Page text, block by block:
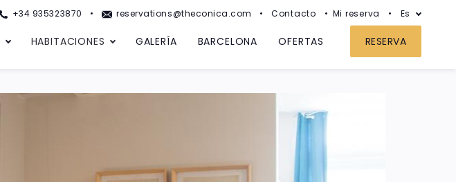
+34 935323870 reservations@theconica.com Contacto Mi reserva Es
HABITACIONES GALERÍA BARCELONA OFERTAS RESERVA